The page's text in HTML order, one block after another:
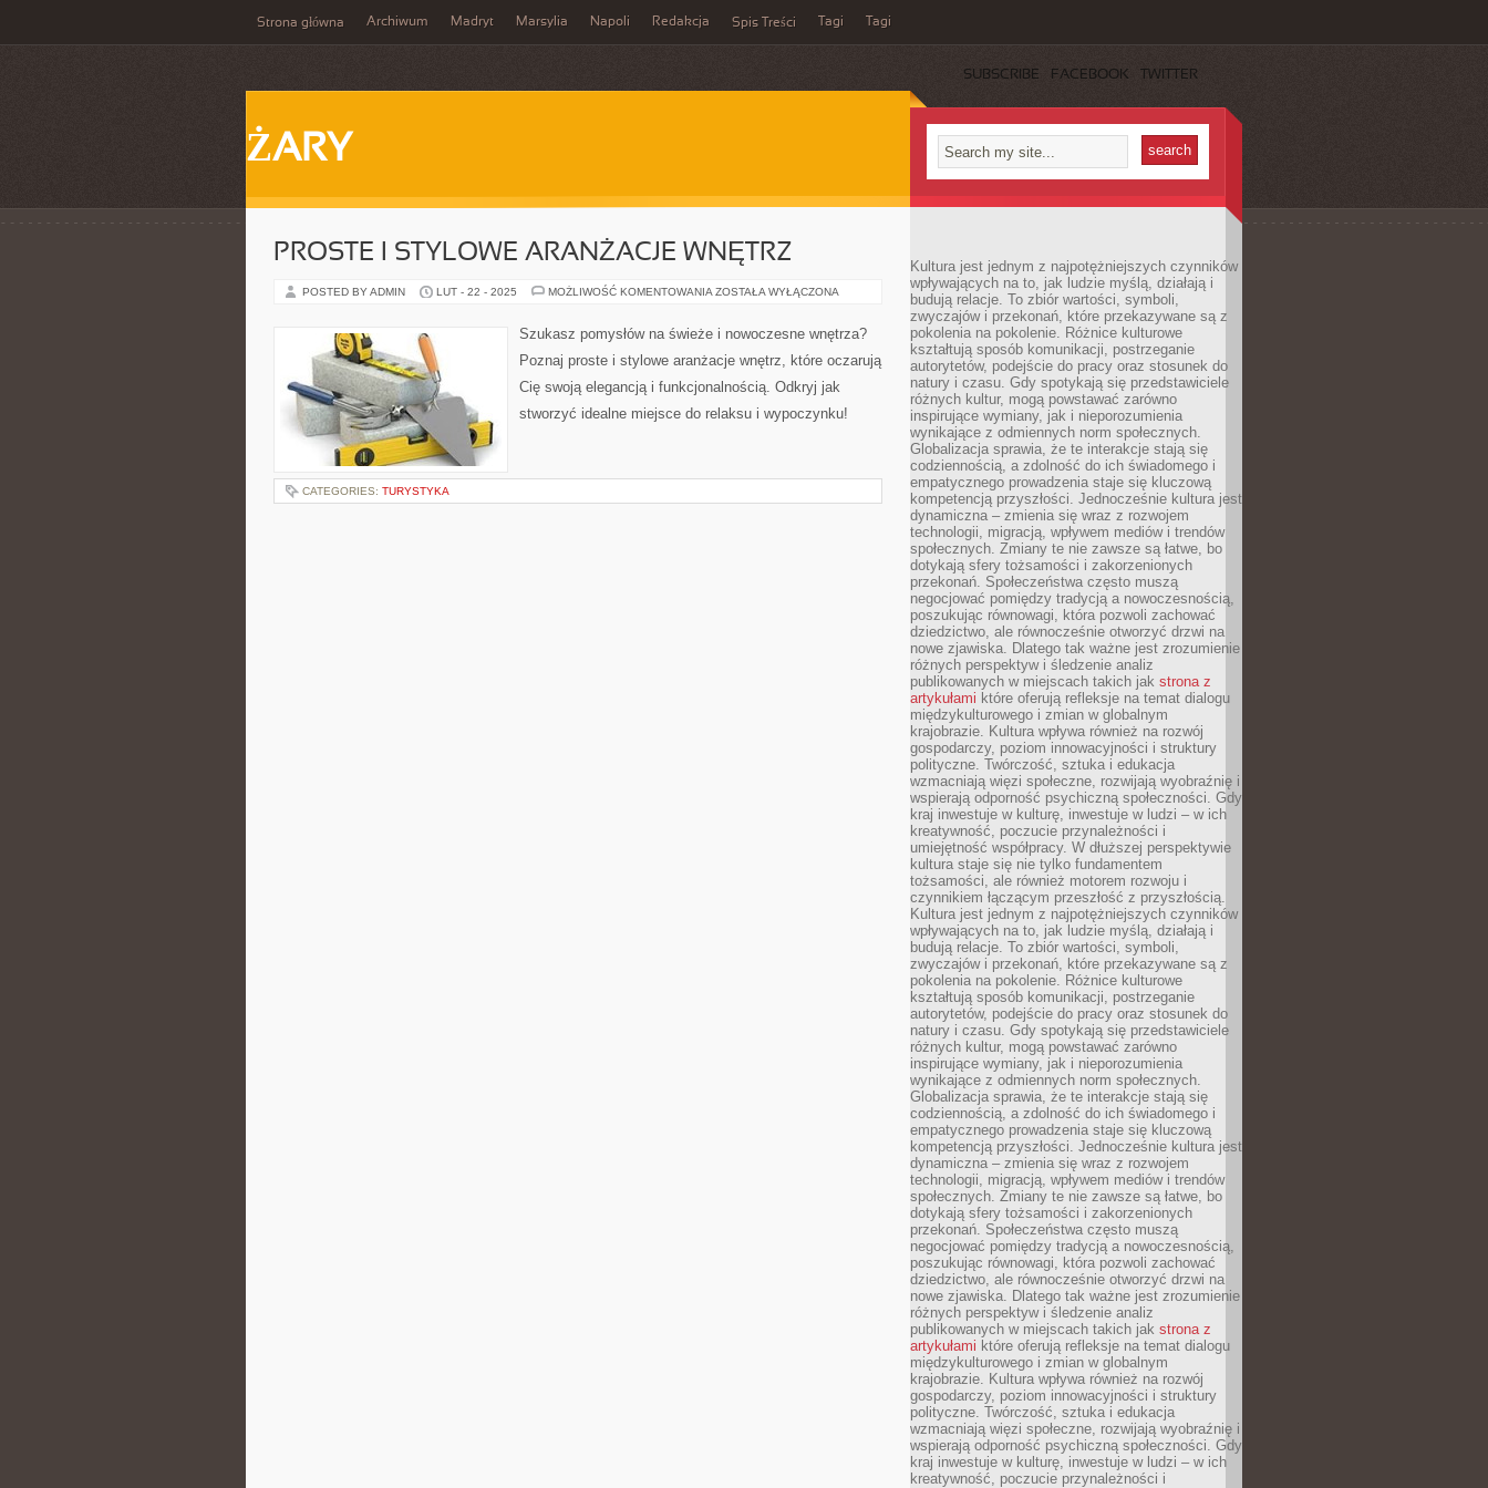
Strona główna Archiwum Madryt Marsylia Napoli Redakcja Spis Treści Tagi Tagi
SUBSCRIBE FACEBOOK TWITTER
ŻARY
PROSTE I STYLOWE ARANŻACJE WNĘTRZ
POSTED BY ADMIN LUT - 22 - 2025 MOŻLIWOŚĆ KOMENTOWANIA PROSTE
ARANŻACJE
WNĘTRZ
ZOSTAŁA WYŁĄCZONA
Szukasz pomysłów na świeże i nowoczesne wnętrza?
Poznaj proste i stylowe aranżacje wnętrz, które oczarują
Cię swoją elegancją i funkcjonalnością. Odkryj jak
stworzyć idealne miejsce do relaksu i wypoczynku!
CATEGORIES: TURYSTYKA
Kultura jest jednym z najpotężniejszych czynników
wpływających na to, jak ludzie myślą, działają i
budują relacje. To zbiór wartości, symboli,
zwyczajów i przekonań, które przekazywane są z
pokolenia na pokolenie. Różnice kulturowe
kształtują sposób komunikacji, postrzeganie
autorytetów, podejście do pracy oraz stosunek do
natury i czasu. Gdy spotykają się przedstawiciele
różnych kultur, mogą powstawać zarówno
inspirujące wymiany, jak i nieporozumienia
wynikające z odmiennych norm społecznych.
Globalizacja sprawia, że te interakcje stają się
codziennością, a zdolność do ich świadomego i
empatycznego prowadzenia staje się kluczową
kompetencją przyszłości. Jednocześnie kultura jest
dynamiczna – zmienia się wraz z rozwojem
technologii, migracją, wpływem mediów i trendów
społecznych. Zmiany te nie zawsze są łatwe, bo
dotykają sfery tożsamości i zakorzenionych
przekonań. Społeczeństwa często muszą
negocjować pomiędzy tradycją a nowoczesnością,
poszukując równowagi, która pozwoli zachować
dziedzictwo, ale równocześnie otworzyć drzwi na
nowe zjawiska. Dlatego tak ważne jest zrozumienie
różnych perspektyw i śledzenie analiz
publikowanych w miejscach takich jak strona z
artykułami które oferują refleksje na temat dialogu
międzykulturowego i zmian w globalnym
krajobrazie. Kultura wpływa również na rozwój
gospodarczy, poziom innowacyjności i struktury
polityczne. Twórczość, sztuka i edukacja
wzmacniają więzi społeczne, rozwijają wyobraźnię i
wspierają odporność psychiczną społeczności. Gdy
kraj inwestuje w kulturę, inwestuje w ludzi – w ich
kreatywność, poczucie przynależności i
umiejętność współpracy. W dłuższej perspektywie
kultura staje się nie tylko fundamentem
tożsamości, ale również motorem rozwoju i
czynnikiem łączącym przeszłość z przyszłością.
Kultura jest jednym z najpotężniejszych czynników
wpływających na to, jak ludzie myślą, działają i
budują relacje. To zbiór wartości, symboli,
zwyczajów i przekonań, które przekazywane są z
pokolenia na pokolenie. Różnice kulturowe
kształtują sposób komunikacji, postrzeganie
autorytetów, podejście do pracy oraz stosunek do
natury i czasu. Gdy spotykają się przedstawiciele
różnych kultur, mogą powstawać zarówno
inspirujące wymiany, jak i nieporozumienia
wynikające z odmiennych norm społecznych.
Globalizacja sprawia, że te interakcje stają się
codziennością, a zdolność do ich świadomego i
empatycznego prowadzenia staje się kluczową
kompetencją przyszłości. Jednocześnie kultura jest
dynamiczna – zmienia się wraz z rozwojem
technologii, migracją, wpływem mediów i trendów
społecznych. Zmiany te nie zawsze są łatwe, bo
dotykają sfery tożsamości i zakorzenionych
przekonań. Społeczeństwa często muszą
negocjować pomiędzy tradycją a nowoczesnością,
poszukując równowagi, która pozwoli zachować
dziedzictwo, ale równocześnie otworzyć drzwi na
nowe zjawiska. Dlatego tak ważne jest zrozumienie
różnych perspektyw i śledzenie analiz
publikowanych w miejscach takich jak strona z
artykułami które oferują refleksje na temat dialogu
międzykulturowego i zmian w globalnym
krajobrazie. Kultura wpływa również na rozwój
gospodarczy, poziom innowacyjności i struktury
polityczne. Twórczość, sztuka i edukacja
wzmacniają więzi społeczne, rozwijają wyobraźnię i
wspierają odporność psychiczną społeczności. Gdy
kraj inwestuje w kulturę, inwestuje w ludzi – w ich
kreatywność, poczucie przynależności i